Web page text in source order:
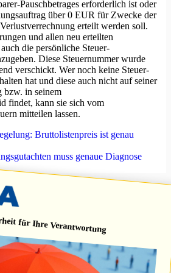
Pauschbetrages erforderlich ist oder
über 0 EUR für Zwecke der
erteilt werden soll.
und allen neu erteilten
die persönliche Steuer-
Diese Steuernummer wurde
verschickt. Wer noch keine Steuer-
hat und diese auch nicht auf seiner
bzw. in seinem
findet, kann sie sich vom
mitteilen lassen.
Bruttolistenpreis ist genau
muss genaue Diagnose
für Ihre Verantwortung